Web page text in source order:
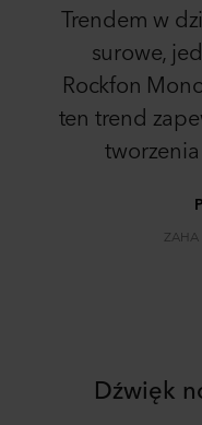
Trendem w
surowe,
Rockfon
ten trend
Dźwięk